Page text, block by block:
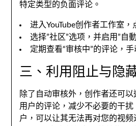
特定类型的负面评论 。
进入YouTube创作者工作室 ，
选择”社区”选项 ，并启用 ”自
定期查看“审核中”的评论 ，手
三、利用阻止与隐
除了自动审核外 ，创作者还可以
用户的评论 ， 减少不必要的干扰
户 ， 可以让其无法再对您的视频